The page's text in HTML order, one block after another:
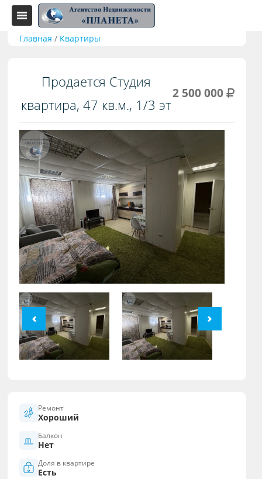
Главная / Квартиры
Продается Студия
квартира, 47 кв.м., 1/3 эт
2 500 000
Ремонт
Хороший
Балкон
Нет
Доля в квартире
Есть